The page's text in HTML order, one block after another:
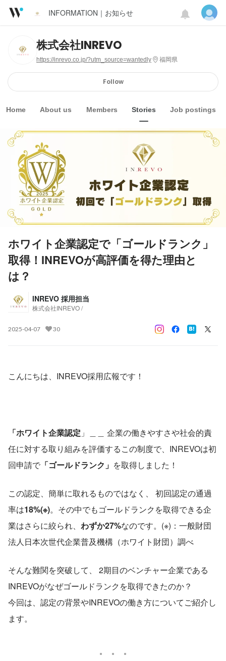
INFORMATION｜お知らせ
株式会社INREVO
https://inrevo.co.jp/?utm_source=wantedly 福岡県
Follow
Home About us Members Stories Job postings
ホワイト企業認定で「ゴールドランク」
取得！INREVOが高評価を得た理由と
は？
INREVO 採用担当
株式会社INREVO /
2025-04-07 30
こんにちは、INREVO採用広報です！
「ホワイト企業認定 」＿＿ 企業の働きやすさや社会的責
任に対する取り組みを評価するこの制度で、INREVOは初
回申請で 「ゴールドランク」 を取得しました！
この認定、簡単に取れるものではなく、 初回認定の通過
率は18%(※)。その中でもゴールドランクを取得できる企
業はさらに絞られ、 わずか27%なのです。(※)：一般財団
法人日本次世代企業普及機構（ホワイト財団）調べ
そんな難関を突破して、 2期目のベンチャー企業である
INREVOがなぜゴールドランクを取得できたのか？
今回は、認定の背景やINREVOの働き方についてご紹介し
ます。